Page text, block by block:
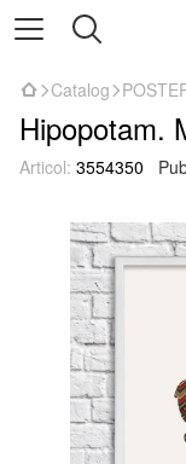
Catalog
Hipopotam.
Articol: 3554350